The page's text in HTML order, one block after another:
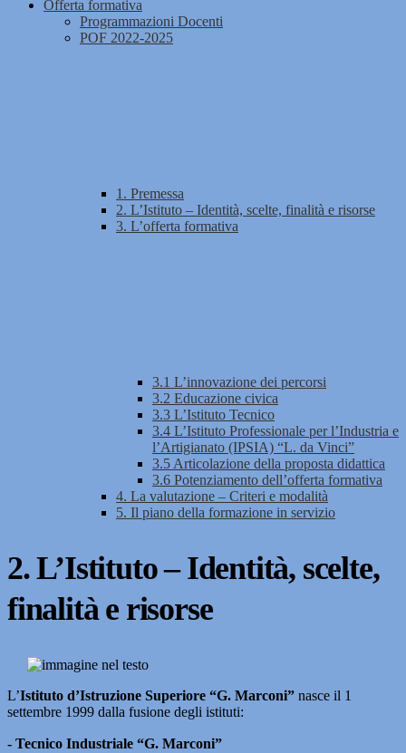
Offerta formativa
Programmazioni Docenti
POF 2022-2025
1. Premessa
2. L’Istituto – Identità, scelte, finalità e risorse
3. L’offerta formativa
3.1 L’innovazione dei percorsi
3.2 Educazione civica
3.3 L’Istituto Tecnico
3.4 L’Istituto Professionale per l’Industria e
l’Artigianato (IPSIA) “L. da Vinci”
3.5 Articolazione della proposta didattica
3.6 Potenziamento dell’offerta formativa
4. La valutazione – Criteri e modalità
5. Il piano della formazione in servizio
2. L’Istituto – Identità, scelte,
finalità e risorse
L’Istituto d’Istruzione Superiore “G. Marconi” nasce il 1
settembre 1999 dalla fusione degli istituti:
- Tecnico Industriale “G. Marconi”